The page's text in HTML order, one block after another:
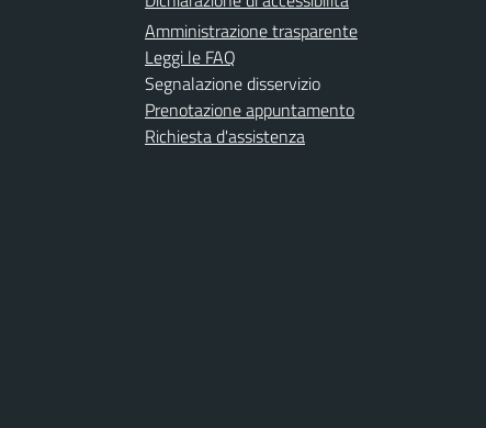
Amministrazione trasparente
Leggi le FAQ
Segnalazione disservizio
Prenotazione appuntamento
Richiesta d'assistenza